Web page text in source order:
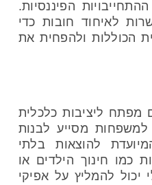
הפיננסיות.
לאיחוד חובות כדי
הכוללות ולהפחית את
מפתח ליציבות כלכלית
למשפחות מסייע לבנות
להוצאות בלתי
כמו חינוך הילדים או
יכול להמליץ על אפיקי